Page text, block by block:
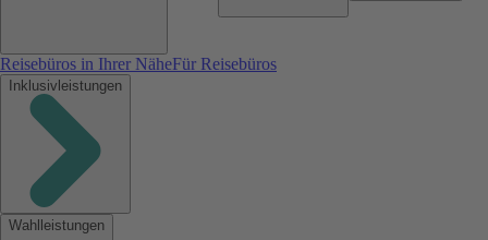
Reisebüros in Ihrer NäheFür Reisebüros
Inklusivleistungen
Wahlleistungen